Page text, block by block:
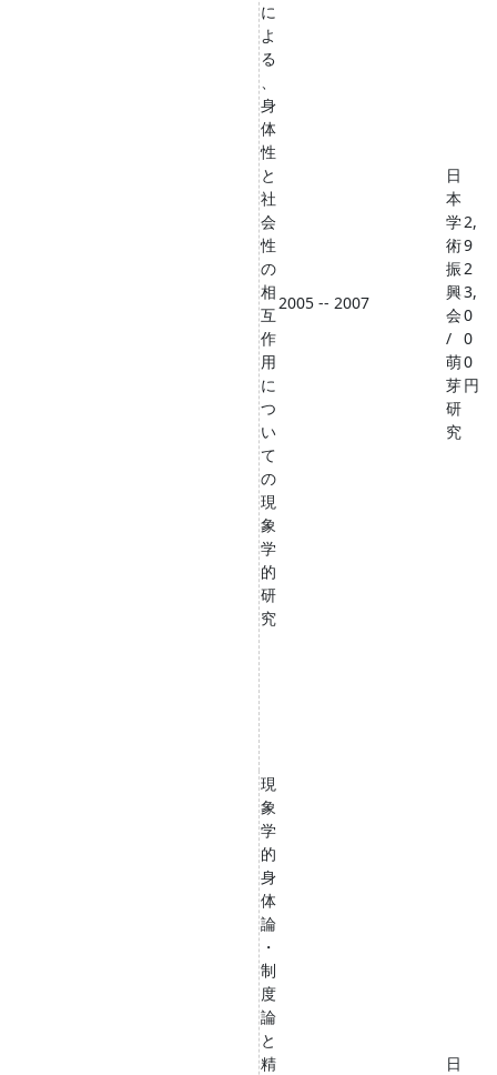
に
よ
る
、
身
体
性
と
社
会
性
の
相
互
作
用
に
つ
い
て
の
現
象
学
的
研
究
2005 -- 2007
日
本
学
術
振
興
会
/
萌
芽
研
究
2,
9
2
3,
0
0
0
円
現
象
学
的
身
体
論
・
制
度
論
と
精
日